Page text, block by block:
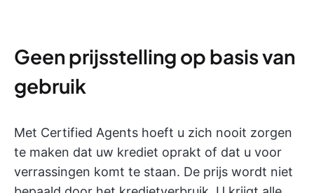
Geen prijsstelling op basis van
gebruik
Met Certified Agents hoeft u zich nooit zorgen
te maken dat uw krediet oprakt of dat u voor
verrassingen komt te staan. De prijs wordt niet